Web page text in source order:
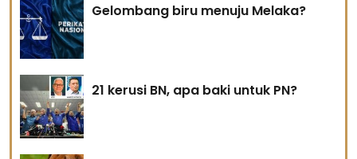
Gelombang biru menuju Melaka?
21 kerusi BN, apa baki untuk PN?